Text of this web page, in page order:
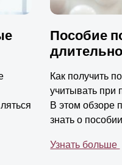
Пособие
Как получить
учитывать при
В этом обзоре
знать о
Узнать больше